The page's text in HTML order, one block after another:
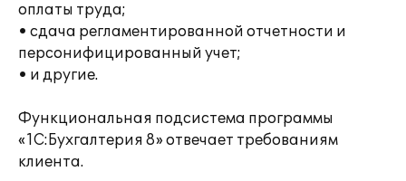
оплаты труда;
• сдача регламентированной отчетности и
персонифицированный учет;
• и другие.
Функциональная подсистема программы
«1С:Бухгалтерия 8» отвечает требованиям
клиента.